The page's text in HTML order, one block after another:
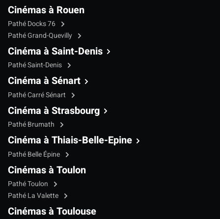
Cinémas à Rouen
Pathé Docks 76
Pathé Grand-Quevilly
Cinéma à Saint-Denis
Pathé Saint-Denis
Cinéma à Sénart
Pathé Carré Sénart
Cinéma à Strasbourg
Pathé Brumath
Cinéma à Thiais-Belle-Epine
Pathé Belle Épine
Cinémas à Toulon
Pathé Toulon
Pathé La Valette
Cinémas à Toulouse